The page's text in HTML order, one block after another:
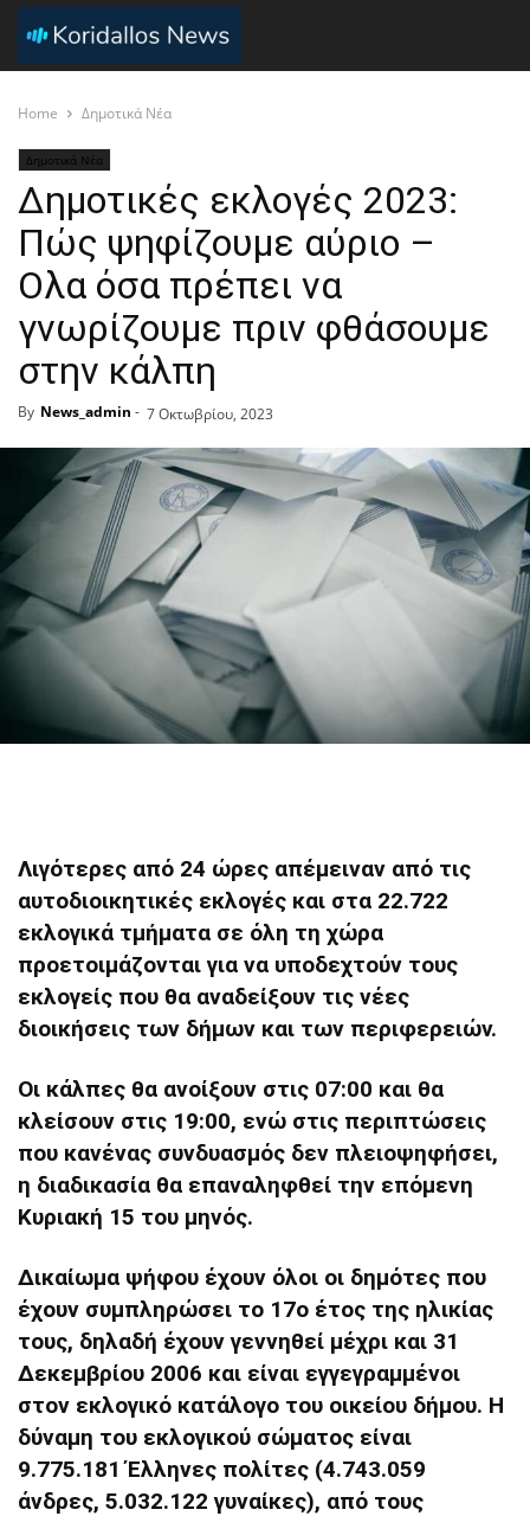
Home Δημοτικά Νέα
Δημοτικά Νέα
Δημοτικές εκλογές 2023:
Πώς ψηφίζουμε αύριο –
Ολα όσα πρέπει να
γνωρίζουμε πριν φθάσουμε
στην κάλπη
By News_admin - 7 Οκτωβρίου, 2023
Λιγότερες από 24 ώρες απέμειναν από τις
αυτοδιοικητικές εκλογές και στα 22.722
εκλογικά τμήματα σε όλη τη χώρα
προετοιμάζονται για να υποδεχτούν τους
εκλογείς που θα αναδείξουν τις νέες
διοικήσεις των δήμων και των περιφερειών.
Οι κάλπες θα ανοίξουν στις 07:00 και θα
κλείσουν στις 19:00, ενώ στις περιπτώσεις
που κανένας συνδυασμός δεν πλειοψηφήσει,
η διαδικασία θα επαναληφθεί την επόμενη
Κυριακή 15 του μηνός.
Δικαίωμα ψήφου έχουν όλοι οι δημότες που
έχουν συμπληρώσει το 17ο έτος της ηλικίας
τους, δηλαδή έχουν γεννηθεί μέχρι και 31
Δεκεμβρίου 2006 και είναι εγγεγραμμένοι
στον εκλογικό κατάλογο του οικείου δήμου. Η
δύναμη του εκλογικού σώματος είναι
9.775.181 Έλληνες πολίτες (4.743.059
άνδρες, 5.032.122 γυναίκες), από τους